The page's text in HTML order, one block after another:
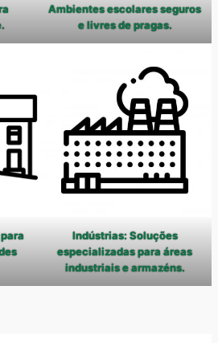
Ambientes escolares seguros
e livres de pragas.
Indústrias: Soluções
especializadas para áreas
industriais e armazéns.